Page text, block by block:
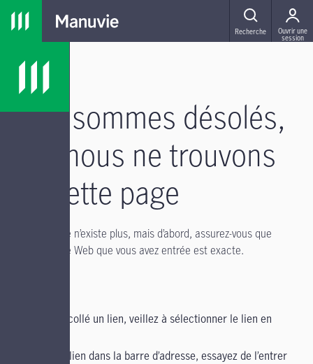
Passer à la navigation principale
Passer au contenu principal
Passer au pied de page
MENU
Recherche Ouvrir une
session
Nous sommes désolés,
mais nous ne trouvons
pas cette page
Il se peut qu’elle n’existe plus, mais d’abord, assurez-vous que
l’adresse du site Web que vous avez entrée est exacte.
copié et collé un lien, veillez à sélectionner le lien en
entré un lien dans la barre d’adresse, essayez de l’entrer